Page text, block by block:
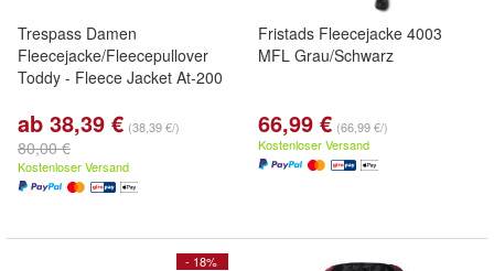
Trespass Damen
Fleecejacke/Fleecepullover
Toddy - Fleece Jacket At-200
ab 38,39 € (38,39 €/)
80,00 €
Kostenloser Versand
Fristads Fleecejacke 4003
MFL Grau/Schwarz
66,99 € (66,99 €/)
Kostenloser Versand
- 18%